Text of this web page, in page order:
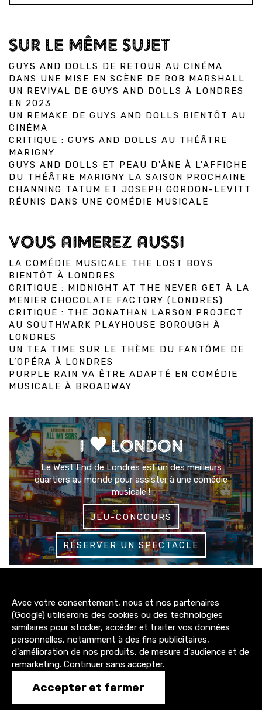
SUR LE MÊME SUJET
GUYS AND DOLLS DE RETOUR AU CINÉMA
DANS UNE MISE EN SCÈNE DE ROB MARSHALL
UN REVIVAL DE GUYS AND DOLLS À LONDRES
EN 2023
UN REMAKE DE GUYS AND DOLLS BIENTÔT AU
CINÉMA
CRITIQUE : GUYS AND DOLLS AU THÉÂTRE
MARIGNY
GUYS AND DOLLS ET PEAU D'ÂNE À L'AFFICHE
DU THÉÂTRE MARIGNY LA SAISON PROCHAINE
CHANNING TATUM ET JOSEPH GORDON-LEVITT
RÉUNIS DANS UNE COMÉDIE MUSICALE
VOUS AIMEREZ AUSSI
LA COMÉDIE MUSICALE THE LOST BOYS
BIENTÔT À LONDRES
CRITIQUE : MIDNIGHT AT THE NEVER GET À LA
MENIER CHOCOLATE FACTORY (LONDRES)
CRITIQUE : THE JONATHAN LARSON PROJECT
AU SOUTHWARK PLAYHOUSE BOROUGH À
LONDRES
UN TEA TIME SUR LE THÈME DU FANTÔME DE
L’OPÉRA À LONDRES
PURPLE RAIN VA ÊTRE ADAPTÉ EN COMÉDIE
MUSICALE À BROADWAY
I LONDON
Le West End de Londres est un des meilleurs
quartiers au monde pour assister à une comédie
musicale !
JEU-CONCOURS
RÉSERVER UN SPECTACLE
3200+
abonnés
4300+
abonnés
1500+
abonnés
Avec votre consentement, nous et nos partenaires
(Google) utiliserons des cookies ou des technologies
similaires pour stocker, accéder et traiter vos données
personnelles, notamment à des fins publicitaires,
d'amélioration de nos produits, de mesure d'audience et de
remarketing. Continuer sans accepter.
Accepter et fermer